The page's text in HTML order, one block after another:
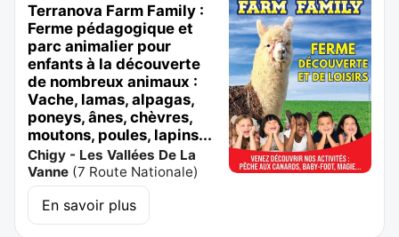
Terranova Farm Family :
Ferme pédagogique et
parc animalier pour
enfants à la découverte
de nombreux animaux :
Vache, lamas, alpagas,
poneys, ânes, chèvres,
moutons, poules, lapins...
Chigy - Les Vallées De La
Vanne (7 Route Nationale)
En savoir plus